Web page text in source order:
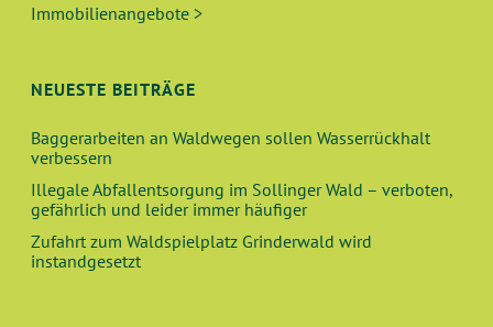
Immobilienangebote >
NEUESTE BEITRÄGE
Baggerarbeiten an Waldwegen sollen Wasserrückhalt
verbessern
Illegale Abfallentsorgung im Sollinger Wald – verboten,
gefährlich und leider immer häufiger
Zufahrt zum Waldspielplatz Grinderwald wird
instandgesetzt